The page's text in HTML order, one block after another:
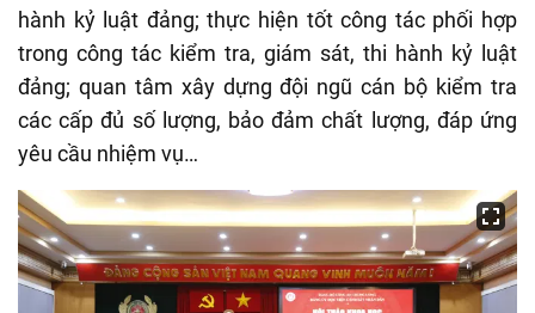
hành kỷ luật đảng; thực hiện tốt công tác phối hợp
trong công tác kiểm tra, giám sát, thi hành kỷ luật
đảng; quan tâm xây dựng đội ngũ cán bộ kiểm tra
các cấp đủ số lượng, bảo đảm chất lượng, đáp ứng
yêu cầu nhiệm vụ…